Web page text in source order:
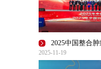
2025中国整合
2025-11-19